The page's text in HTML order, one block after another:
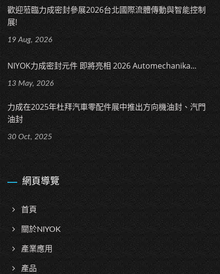
歡迎蒞臨力成密封參展2026台北國際流體傳動與智能控制
展!
19 Aug, 2026
NIYOK力成密封元件 即將亮相 2026 Automechanika...
13 May, 2026
力成在2025年杜拜汽車零配件展中推出方向機油封、汽門
油封
30 Oct, 2025
網頁導覽
首頁
關於NIYOK
產業應用
產品